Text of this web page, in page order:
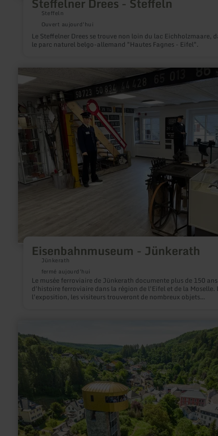
Steffeln
Ouvert aujourd'hui
Le Steffelner Drees se trouve non loin du lac Eichholzmaare,
le parc naturel belgo-allemand "Hautes Fagnes - Eifel".
Eisenbahnmuseum - Jünkerath
Jünkerath
fermé aujourd'hui
Le musée ferroviaire de Jünkerath documente plus de 150 ans
d'histoire ferroviaire dans la région de l'Eifel et de la Moselle.
l'exposition, les visiteurs trouveront de nombreux objets
samedis de 14 à 16 heures. Pour les grands groupes, des
d'ouverture spéciales sont possibles sur rendez-vous. L'entrée
gratuite, mais il est demandé de faire un don.
savoir
plus
Eisenbahnmuseum
-
Jünkerath
savoir
plus
sur
:
mit
Stadtmauer
Neuerburg